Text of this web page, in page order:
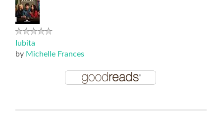
Iubita
by Michelle Frances